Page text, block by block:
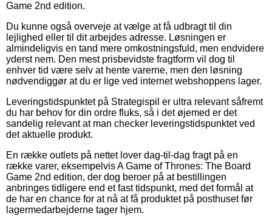
Game 2nd edition.
Du kunne også overveje at vælge at få udbragt til din
lejlighed eller til dit arbejdes adresse. Løsningen er
almindeligvis en tand mere omkostningsfuld, men endvidere
yderst nem. Den mest prisbevidste fragtform vil dog til
enhver tid være selv at hente varerne, men den løsning
nødvendiggør at du er lige ved internet webshoppens lager.
Leveringstidspunktet på Strategispil er ultra relevant såfremt
du har behov for din ordre fluks, så i det øjemed er det
sandelig relevant at man checker leveringstidspunktet ved
det aktuelle produkt.
En række outlets på nettet lover dag-til-dag fragt på en
række varer, eksempelvis A Game of Thrones: The Board
Game 2nd edition, der dog beroer på at bestillingen
anbringes tidligere end et fast tidspunkt, med det formål at
de har en chance for at nå at få produktet på posthuset før
lagermedarbejderne tager hjem.